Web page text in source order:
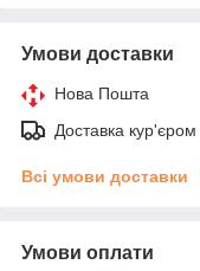
Умови доставки
Нова Пошта
Доставка кур'єром
Всі умови доставки
Умови оплати